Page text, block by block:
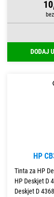
DODAJ
HP
Tinta za HP
HP Deskjet D
Deskjet D